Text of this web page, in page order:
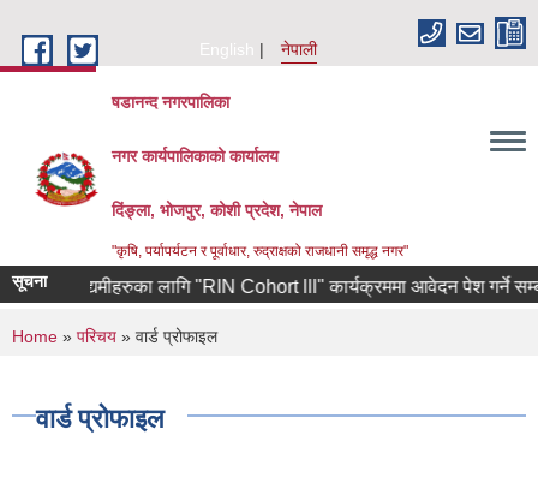
English
नेपाली
षडानन्द नगरपालिका
नगर कार्यपालिकाको कार्यालय
दिंङ्ला, भोजपुर, कोशी प्रदेश, नेपाल
"कृषि, पर्यापर्यटन र पूर्वाधार, रुद्राक्षको राजधानी समृद्ध नगर"
सूचना
फर्केका उद्यमीहरुका लागि "RIN Cohort lll" कार्यक्रममा आवेदन पेश गर्ने
You are here
Home » परिचय » वार्ड प्रोफाइल
वार्ड प्रोफाइल